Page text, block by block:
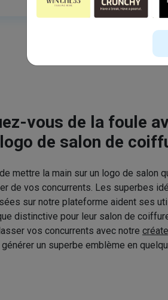
vous de la foule
de salon de
mettre la main sur un logo de salon
de vos concurrents. Les superbes
sur notre plateforme aident ses
distinctive pour leur salon de
vos concurrents avec notre
un superbe emblème en